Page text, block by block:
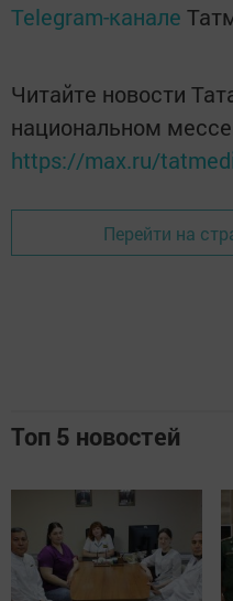
Telegram-канале
Читайте новости
национальном
https://max.ru/
Перейти на
Топ 5 новостей